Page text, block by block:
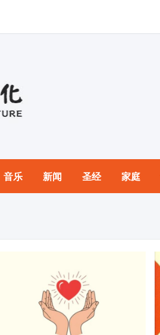
音乐 新闻 圣经 家庭